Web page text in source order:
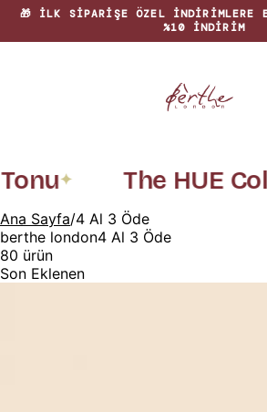
🏡 EVINIZE RENK KATAN ÖZGÜN
✦ The HUE
Ana Sayfa / 4 Al 3 Öde
berthe london4 Al 3 Öde
80 ürün